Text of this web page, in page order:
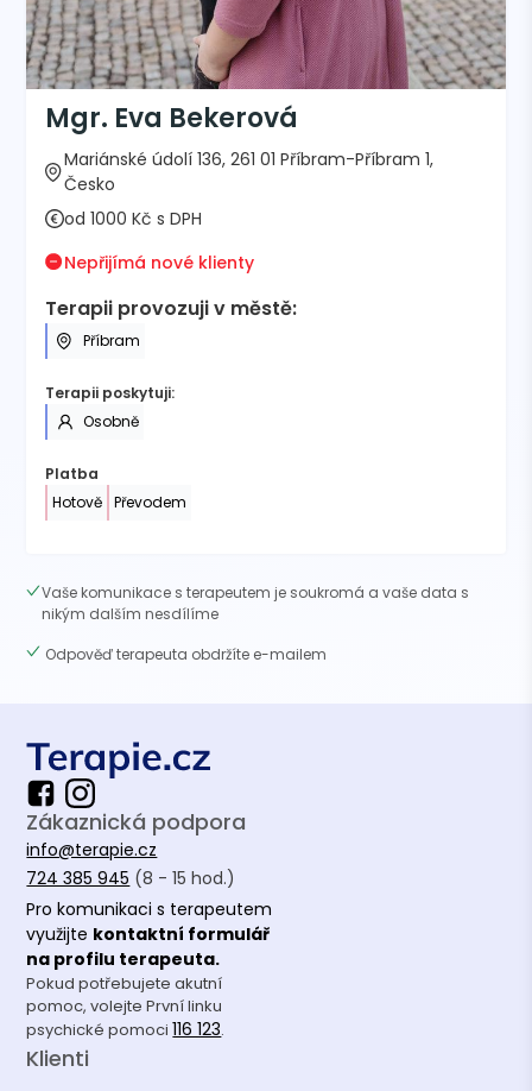
Mgr. Eva Bekerová
Mariánské údolí 136, 261 01 Příbram-Příbram 1,
Česko
od 1000 Kč s DPH
Nepřijímá nové klienty
Terapii provozuji v městě:
Příbram
Terapii poskytuji:
Osobně
Platba
Hotově
Převodem
Vaše komunikace s terapeutem je soukromá a vaše data s
nikým dalším nesdílíme
Odpověď terapeuta obdržíte e-mailem
Zákaznická podpora
info@terapie.cz
724 385 945 (8 - 15 hod.)
Pro komunikaci s terapeutem
využijte kontaktní formulář
na profilu terapeuta.
Pokud potřebujete akutní
pomoc, volejte První linku
psychické pomoci116 123.
Klienti